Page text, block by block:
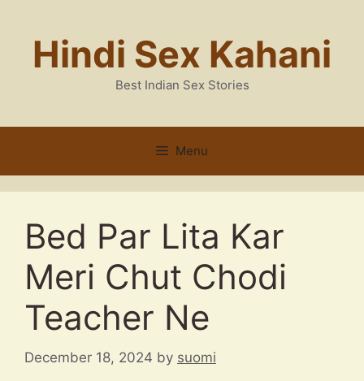
contentHindi Sex Kahani
Best Indian Sex Stories
Menu
Bed Par Lita Kar
Meri Chut Chodi
Teacher Ne
December 18, 2024 by suomi